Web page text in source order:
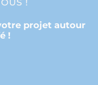
!
projet autour
!